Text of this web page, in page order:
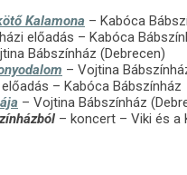
Kalamona – Kabóca
előadás – Kabóca
Bábszínház (Debrecen)
– Vojtina
– Kabóca Bábszínház
– Vojtina Bábszínház
– koncert – Viki és a